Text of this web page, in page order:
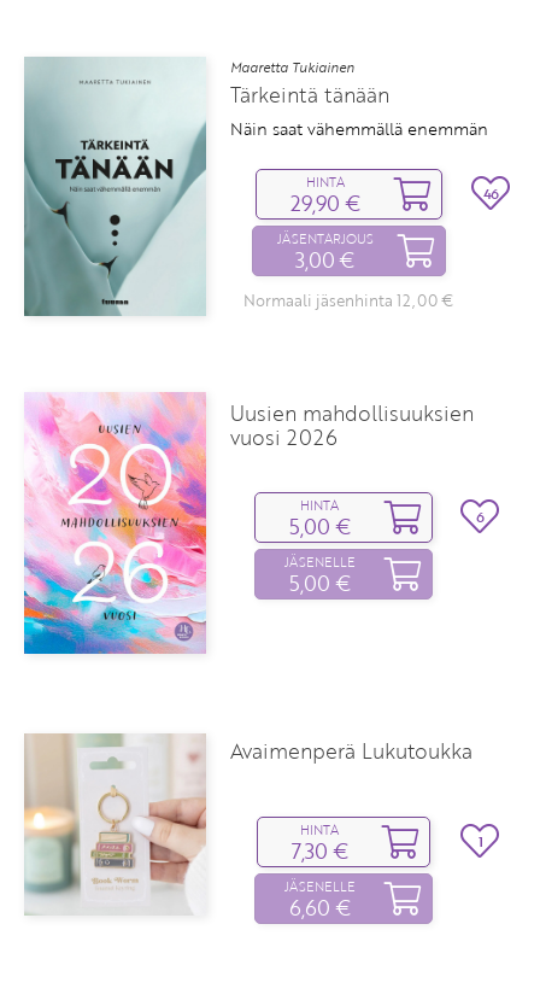
Maaretta Tukiainen
Tärkeintä tänään
Näin saat vähemmällä enemmän
HINTA
29,90 €
JÄSENTARJOUS
3,00 €
Normaali jäsenhinta 12,00 €
46
Uusien mahdollisuuksien
vuosi 2026
HINTA
5,00 €
JÄSENELLE
5,00 €
6
Avaimenperä Lukutoukka
HINTA
7,30 €
JÄSENELLE
6,60 €
1